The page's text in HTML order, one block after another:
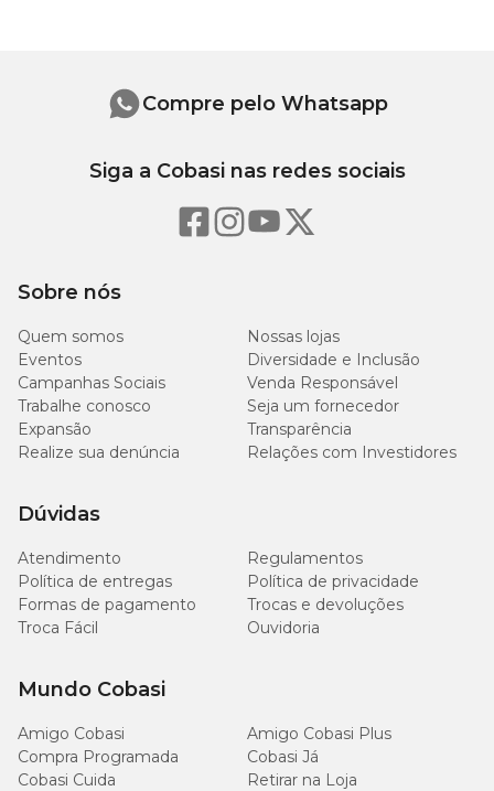
Sobre nós
Quem somos
Nossas lojas
Eventos
Diversidade e Inclusão
Campanhas Sociais
Venda Responsável
Trabalhe conosco
Seja um fornecedor
Expansão
Transparência
Realize sua denúncia
Relações com Investidores
Dúvidas
Atendimento
Regulamentos
Política de entregas
Política de privacidade
Formas de pagamento
Trocas e devoluções
Troca Fácil
Ouvidoria
Mundo Cobasi
Amigo Cobasi
Amigo Cobasi Plus
Compra Programada
Cobasi Já
Cobasi Cuida
Retirar na Loja
Compre pelo Whatsapp
Siga a Cobasi nas redes sociais